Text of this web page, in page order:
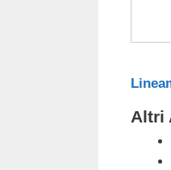
Altri